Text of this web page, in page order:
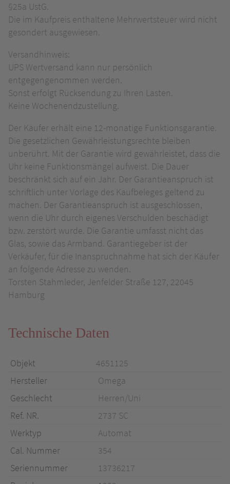
Technische Daten
Objekt
4651125
Hersteller
Omega
Geschlecht
Herren/Uni
Ref. NR.
2737 SC
Werktyp
Automat
Cal. Nummer
354
Seriennummer
13736217
§25a UstG.
Die im Kaufpreis enthaltene Mehrwertsteuer wird nicht
gesondert ausgewiesen.
Versandhinweis:
UPS Wertversand kann nur persönlich
entgegengenommen werden.
Sonst erfolgt Rücksendung zu Ihren Lasten.
Keine Wochenendzustellung.
Der Käufer erhält eine 12-monatige Funktionsgarantie.
Die gesetzlichen Gewährleistungsrechte bleiben
unberührt. Mit der Garantie wird gewährleistet, dass die
Uhr keine Funktionsmängel aufweist. Die Dauer
beschränkt sich auf ein Jahr. Der Garantieanspruch ist
schriftlich unter Vorlage des Kaufbeleges geltend zu
machen. Der Garantieanspruch ist ausgeschlossen,
wenn die Uhr durch eigenes Verschulden beschädigt
bzw. zerstört wurde. Die Garantie umfasst nicht das
Glas, sowie das Armband. Garantiegeber ist der
Verkäufer, für die Inanspruchnahme hat sich der Käufer
an folgende Adresse zu wenden.
Torsten Stahmleder, Jenfelder Straße 127, 22045
Hamburg